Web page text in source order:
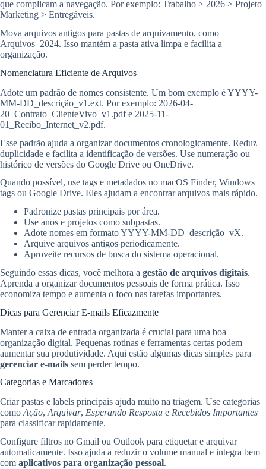
que complicam a navegação. Por exemplo: Trabalho > 2026 > Projeto
Marketing > Entregáveis.
Mova arquivos antigos para pastas de arquivamento, como
Arquivos_2024. Isso mantém a pasta ativa limpa e facilita a
organização.
Nomenclatura Eficiente de Arquivos
Adote um padrão de nomes consistente. Um bom exemplo é YYYY-
MM-DD_descrição_v1.ext. Por exemplo: 2026-04-
20_Contrato_ClienteVivo_v1.pdf e 2025-11-
01_Recibo_Internet_v2.pdf.
Esse padrão ajuda a organizar documentos cronologicamente. Reduz
duplicidade e facilita a identificação de versões. Use numeração ou
histórico de versões do Google Drive ou OneDrive.
Quando possível, use tags e metadados no macOS Finder, Windows
tags ou Google Drive. Eles ajudam a encontrar arquivos mais rápido.
Padronize pastas principais por área.
Use anos e projetos como subpastas.
Adote nomes em formato YYYY-MM-DD_descrição_vX.
Arquive arquivos antigos periodicamente.
Aproveite recursos de busca do sistema operacional.
Seguindo essas dicas, você melhora a gestão de arquivos digitais.
Aprenda a organizar documentos pessoais de forma prática. Isso
economiza tempo e aumenta o foco nas tarefas importantes.
Dicas para Gerenciar E-mails Eficazmente
Manter a caixa de entrada organizada é crucial para uma boa
organização digital. Pequenas rotinas e ferramentas certas podem
aumentar sua produtividade. Aqui estão algumas dicas simples para
gerenciar e-mails sem perder tempo.
Categorias e Marcadores
Criar pastas e labels principais ajuda muito na triagem. Use categorias
como Ação, Arquivar, Esperando Resposta e Recebidos Importantes
para classificar rapidamente.
Configure filtros no Gmail ou Outlook para etiquetar e arquivar
automaticamente. Isso ajuda a reduzir o volume manual e integra bem
com aplicativos para organização pessoal.